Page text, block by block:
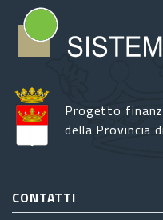
Progetto
della Provincia
CONTATTI